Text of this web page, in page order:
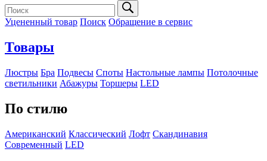
Уцененный товар Поиск Обращение в сервис
Товары
Люстры Бра Подвесы Споты Настольные лампы Потолочные
светильники Абажуры Торшеры LED
По стилю
Американский Классический Лофт Скандинавия
Современный LED